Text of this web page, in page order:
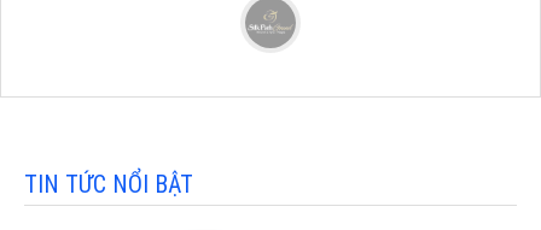
TIN TỨC NỔI BẬT